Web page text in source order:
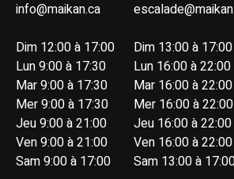
info@maikan.ca
Dim 12:00 à 17:00
Lun 9:00 à 17:30
Mar 9:00 à 17:30
Mer 9:00 à 17:30
Jeu 9:00 à 21:00
Ven 9:00 à 21:00
Sam 9:00 à 17:00
Dim 13:00 à 17:00
Lun 16:00 à 22:00
Mar 16:00 à 22:00
Mer 16:00 à 22:00
Jeu 16:00 à 22:00
Ven 16:00 à 22:00
Sam 13:00 à